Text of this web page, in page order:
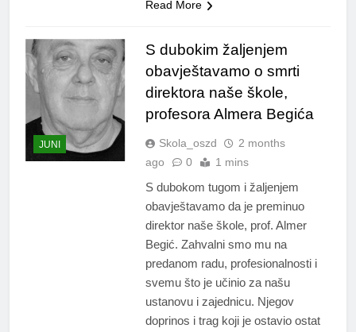
Read More
JUNI
S dubokim žaljenjem
obavještavamo o smrti
direktora naše škole,
profesora Almera Begića
Skola_oszd
2 months
ago
0 1 mins
S dubokom tugom i žaljenjem
obavještavamo da je preminuo
direktor naše škole, prof. Almer
Begić. Zahvalni smo mu na
predanom radu, profesionalnosti i
svemu što je učinio za našu
ustanovu i zajednicu. Njegov
doprinos i trag koji je ostavio ostat